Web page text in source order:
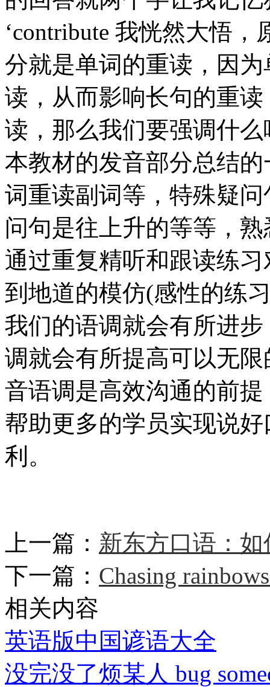
‘contribute 我恍然大悟
分就是单词的重读，因
读，从而影响长句的重
读，那么我们要强调什么
本教材的发音部分总结
词重读副词等，特殊疑
问句是往上升的等等，
通过重复精听和跟读练习
到地道的模仿(感性的练
我们的语调就会有所进
调就会有所提高可以无限
音语调是高效沟通的前
帮助更多的学员实现说
利。
上一篇： 新东方口语：
下一篇： Chasing
相关内容
英语版中国谚语大全
没完没了烦某人 bug